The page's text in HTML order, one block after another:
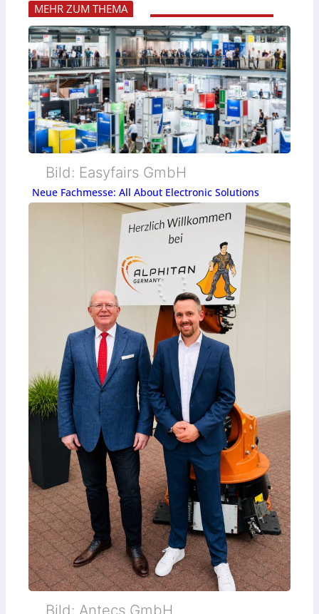
MEHR ZUM THEMA
Bild: Easyfairs GmbH
Neue Fachmesse: All About Electronic Solutions
Bild: Antecs GmbH